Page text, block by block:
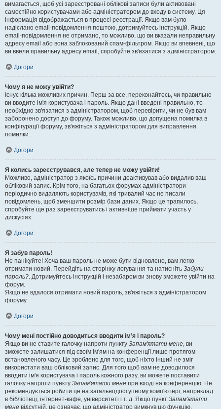
вимагається, щоб усі зареєстровані облікові записи були активовані
самостійно користувачами або адміністратором до входу в систему. Ця
інформація відображається в процесі реєстрації. Якщо вам було
надіслано email-повідомлення поштою, дотримуйтесь інструкцій. Якщо
email-повідомлення не отримано, то можливо, що ви вказали неправильну
адресу email або вона заблокований спам-фільтром. Якщо ви впевнені, що
ви ввели правильну адресу email, спробуйте зв'язатися з адміністратором.
Догори
Чому я не можу увійти?
Існує кілька можливих причин. Перш за все, переконайтесь, чи правильно
ви вводите ім'я користувача і пароль. Якщо дані введені правильно, то
необхідно зв'язатися з адміністратором, щоб перевірити, чи не був вам
заборонено доступ до форуму. Також можливо, що допущена помилка в
конфігурації форуму, зв'яжіться з адміністратором для виправлення
помилки.
Догори
Я колись зареєструвався, але тепер не можу увійти!
Можливо, адміністратор з якоїсь причини деактивував або видалив ваш
обліковий запис. Крім того, на багатьох форумах адміністратори
періодично видаляють користувачів, які тривалий час не писали
повідомлень, щоб зменшити розмір бази даних. Якщо це трапилось,
спробуйте ще раз зареєструватись і активніше приймати участь у
дискусіях.
Догори
Я забув пароль!
Не панікуйте! Хоча ваш пароль не може бути відновлено, вам легко
отримати новий. Перейдіть на сторінку логування та натисніть Забули
пароль?. Дотримуйтесь інструкцій і незабаром ви знову зможете увійти на
форум.
Якщо не вдалося отримати новий пароль, зв'яжіться з адміністратором
форуму.
Догори
Чому мені постійно доводиться вводити ім’я і пароль?
Якщо ви не ставите галочку напроти пункту Запам'ятати мене, ви
зможете залишатися під своїм ім'ям на конференції лише протягом
встановленого часу. Це зроблено для того, щоб ніхто інший не зміг
використати ваш обліковий запис. Для того щоб вам не доводилося
вводити ім'я користувача і пароль кожного разу, ви можете поставити
галочку напроти пункту Запам'ятати мене при вході на конференцію. Не
рекомендується робити це на загальнодоступному комп'ютері, наприклад
в бібліотеці, інтернет-кафе, університеті і т. д. Якщо пункт Запам'ятати
мене відсутній, це означає, що адміністратор вимкнув цю функцію.